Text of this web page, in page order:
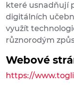
které usnadňují
digitálních
využít
různorodým
Webové
https://